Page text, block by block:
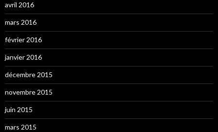
avril 2016
mars 2016
février 2016
janvier 2016
décembre 2015
novembre 2015
juin 2015
mars 2015